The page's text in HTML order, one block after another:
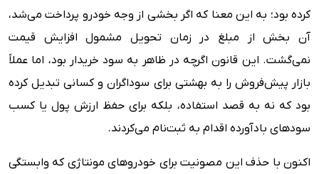
کرده بود؛ به این معنا که اگر بخشی از وجه خودرو پرداخت می‌شد،
آن بخش از مبلغ در زمان تحویل مشمول افزایش قیمت
نمی‌گشت. این قانون اگرچه در ظاهر به سود خریدار بود، اما عملاً
بازار پیش‌فروش را به بهشتی برای سوداگران و کسانی تبدیل کرده
بود که نه به قصد استفاده، بلکه برای حفظ ارزش پول یا کسب
سودهای بادآورده اقدام به ثبت‌نام می‌کردند.
اکنون با حذف این مصونیت برای خودروهای مونتاژی که وابستگی